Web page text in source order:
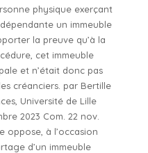
physique exerçant
un immeuble
la preuve qu’à la
cet immeuble
et n’était donc pas
créanciers. par Bertille
Université de Lille
2023 Com. 22 nov.
oppose, à l’occasion
d’un immeuble